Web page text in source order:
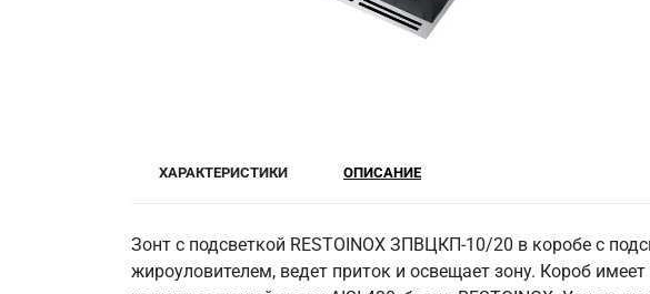
ХАРАКТЕРИСТИКИ ОПИСАНИЕ
Зонт с подсветкой RESTOINOX ЗПВЦКП-10/20 в коробе с
жироуловителем, ведет приток и освещает зону. Короб